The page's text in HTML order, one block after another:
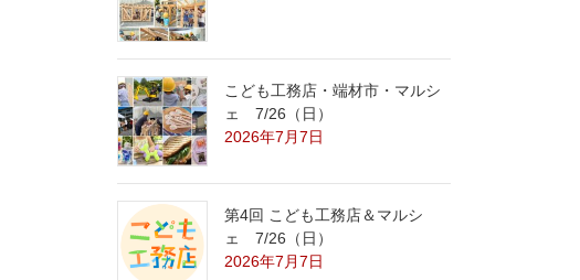
こども工務店・端材市・マルシ
ェ 7/26（日）
2026年7月7日
第4回 こども工務店＆マルシ
ェ 7/26（日）
2026年7月7日